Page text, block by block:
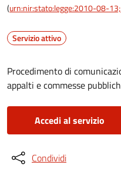
(urn:nir:stato:legge:2010-08-
Servizio attivo
Procedimento di
appalti e commesse
Accedi al servizio
Condividi